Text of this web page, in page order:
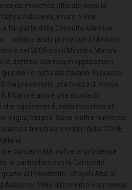
moschea ufficiale dopo la
Pallavicini, imam e Vice
far parte della Consulta Islamica
– collaborando prima con il Ministro
e nel 2009 con il Ministro Maroni –
la dottrina islamica in applicazioni
e culturale italiano. In questo
ha presentato una bozza di intesa
Milano è attiva una scuola di
ogni venerdì, nella moschea al-
lingua italiana. Sono inoltre numerosi
tenuti da membri della CO.RE.
è concentrata inoltre in un’intensa
in particolare con la Comunità
al Presidente, Shaykh Abd al
Assisi nel 1986 all’incontro ecumenico